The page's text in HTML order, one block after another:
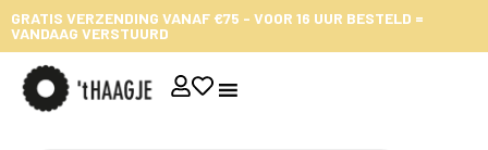
GRATIS VERZENDING VANAF €75 - VOOR 16 UUR BESTELD =
VANDAAG VERSTUURD